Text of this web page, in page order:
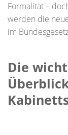
Formalität –
werden die
im
Die